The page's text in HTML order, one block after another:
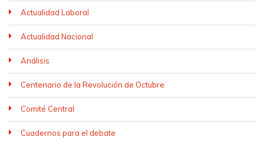
Actualidad Laboral
Actualidad Nacional
Análisis
Centenario de la Revolución de Octubre
Comité Central
Cuadernos para el debate